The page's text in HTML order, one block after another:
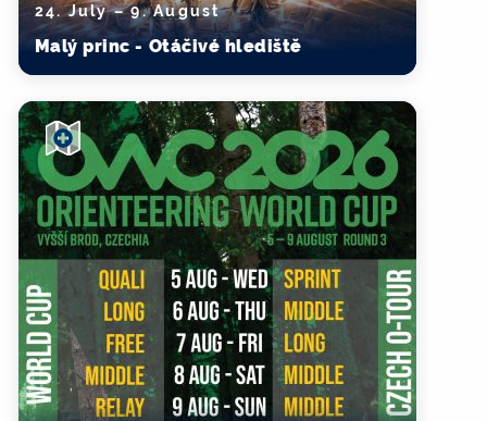
24. July – 9. August
Malý princ - Otáčivé hlediště